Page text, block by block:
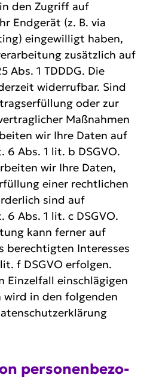
den Zugriff auf
Endgerät (z. B. via
eingewilligt haben,
zusätzlich auf
Abs. 1 TDDDG. Die
widerrufbar. Sind
oder zur
Maßnahmen
wir Ihre Daten auf
6 Abs. 1 lit. b DSGVO.
wir Ihre Daten,
einer rechtlichen
sind auf
6 Abs. 1 lit. c DSGVO.
kann ferner auf
berechtigten Interesses
f DSGVO erfolgen.
Einzelfall einschlägigen
wird in den folgenden
perso­nen­be­zo­